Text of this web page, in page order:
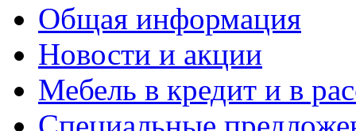
Общая информация
Новости и акции
Мебель в кредит и в